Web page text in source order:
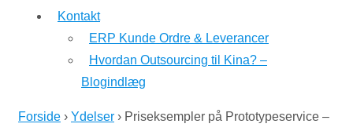
Kontakt
ERP Kunde Ordre & Leverancer
Hvordan Outsourcing til Kina? –
Blogindlæg
Forside › Ydelser › Priseksempler på Prototypeservice –